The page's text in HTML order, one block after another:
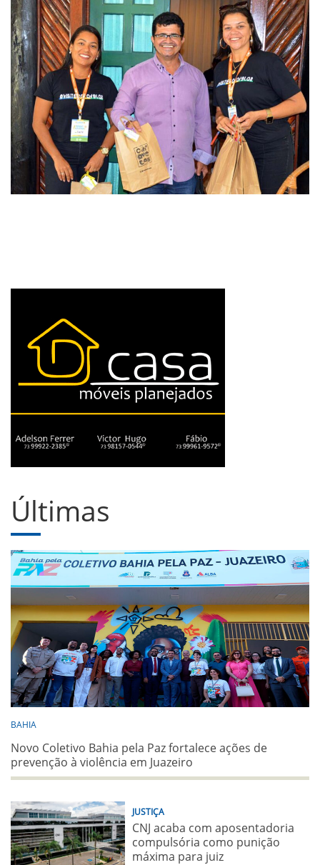
Últimas
BAHIA
Novo Coletivo Bahia pela Paz fortalece ações de
prevenção à violência em Juazeiro
JUSTIÇA
CNJ acaba com aposentadoria
compulsória como punição
máxima para juiz